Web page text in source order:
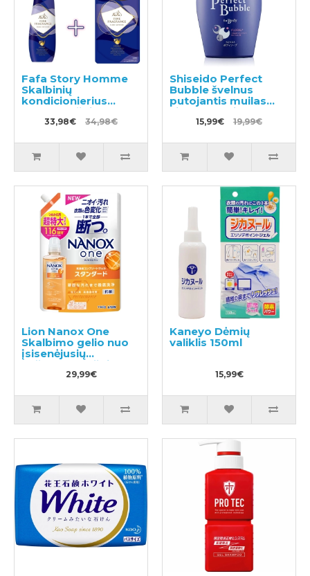
Fafa Story Homme
Skalbinių
kondicionierius
600ml + užpildas
500ml33,98€ 34,98€
Shiseido Perfect
Bubble švelnus
putojantis muilas
visam kūnui 500ml
15,99€ 19,99€
Lion Nanox One
Skalbimo gelio nuo
įsisenėjusių
nešvarumų užpildas
29,99€
Kaneyo Dėmių
valiklis 150ml
15,99€